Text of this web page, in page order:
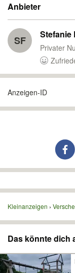
Anbieter
SF Stefanie
Privater
Anzeigen-ID
Kleinanzeigen
Das könnte dich